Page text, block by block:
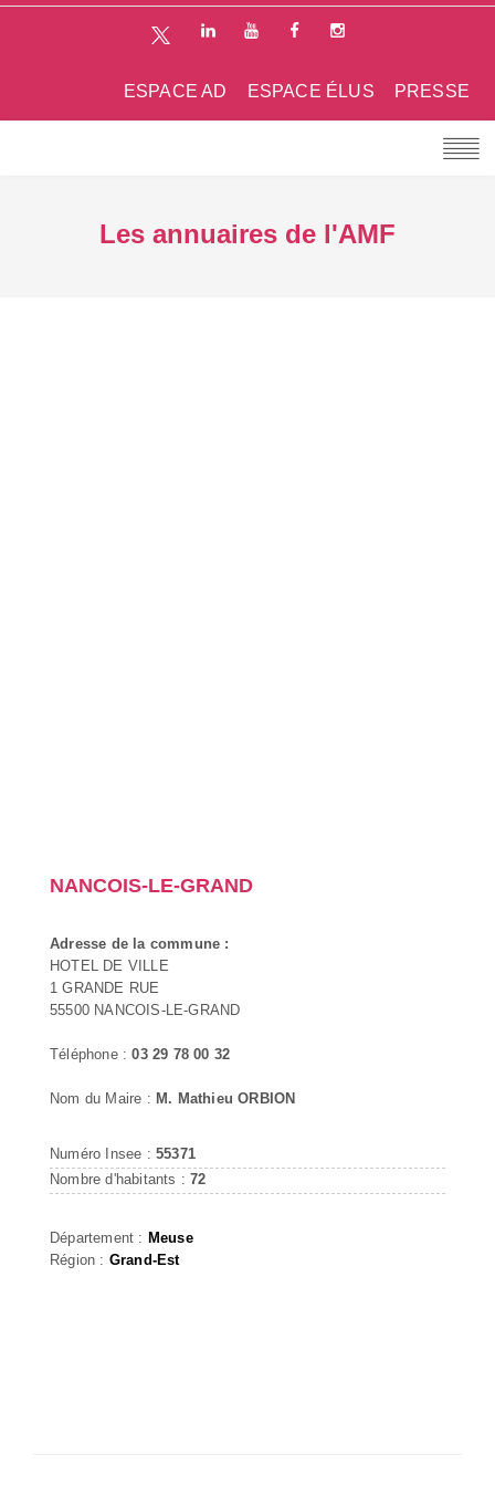
PRESSE
ESPACE ÉLUS
ESPACE AD
Les annuaires de l'AMF
NANCOIS-LE-GRAND
Adresse de la commune :
HOTEL DE VILLE
1 GRANDE RUE
55500 NANCOIS-LE-GRAND
Téléphone :03 29 78 00 32
Nom du Maire : M. Mathieu ORBION
Numéro Insee : 55371
Nombre d'habitants :72
Département : Meuse
Région : Grand-Est